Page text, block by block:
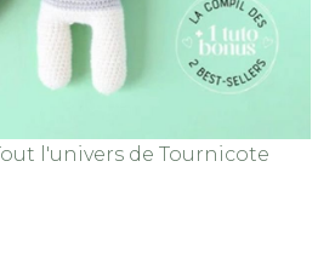
l'univers de Tournicote